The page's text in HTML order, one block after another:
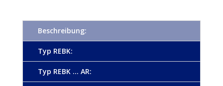
Beschreibung:
Typ REBK:
Typ REBK ... AR: